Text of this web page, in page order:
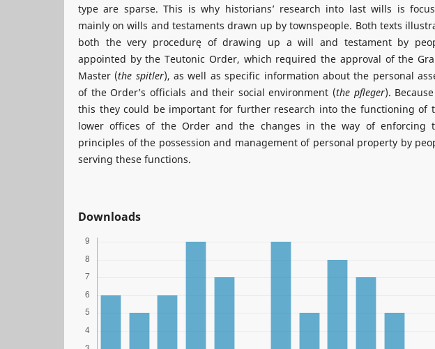
type are sparse. This is why historians’ research into last wills is
mainly on wills and testaments drawn up by townspeople. Both texts
both the very procedurę of drawing up a will and testament by
appointed by the Teutonic Order, which required the approval of the
Master (the spitler), as well as specific information about the personal
of the Order’s officials and their social environment (the pfleger).
this they could be important for further research into the functioning of
lower offices of the Order and the changes in the way of enforcing
principles of the possession and management of personal property by
serving these functions.
Downloads